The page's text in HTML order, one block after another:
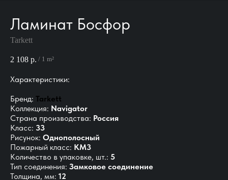
Ламинат Босфор
Tarkett
2 108 р. / 1 m²
Характеристики:
Бренд: Tarkett
Коллекция: Navigator
Страна производства: Россия
Класс: 33
Рисунок: Однополосный
Пожарный класс: КМ3
Количество в упаковке, шт.: 5
Тип соединения: Замковое соединение
Толщина, мм: 12